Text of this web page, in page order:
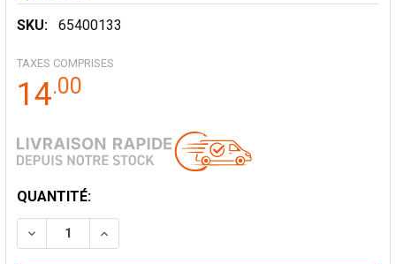
SKU: 65400133
TAXES COMPRISES
14.00
STOCK
ACTUEL:
QUANTITÉ:
DIMINUER LA QUANTITÉ DE GRILLE ANTI OISEAUX
AUGMENTER LA QUANTITÉ DE GRILLE ANTI